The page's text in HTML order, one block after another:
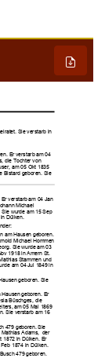
























